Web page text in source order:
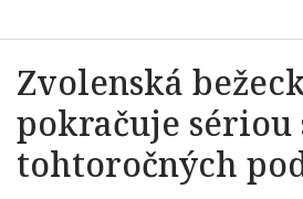
Zvolenská
pokračuje
tohtoročných